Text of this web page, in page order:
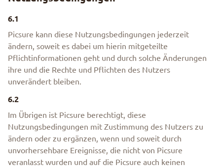
6.1
Picsure kann diese Nutzungsbedingungen jederzeit
ändern, soweit es dabei um hierin mitgeteilte
Pflichtinformationen geht und durch solche Änderungen
ihre und die Rechte und Pflichten des Nutzers
unverändert bleiben.
6.2
Im Übrigen ist Picsure berechtigt, diese
Nutzungsbedingungen mit Zustimmung des Nutzers zu
ändern oder zu ergänzen, wenn und soweit durch
unvorhersehbare Ereignisse, die nicht von Picsure
veranlasst wurden und auf die Picsure auch keinen